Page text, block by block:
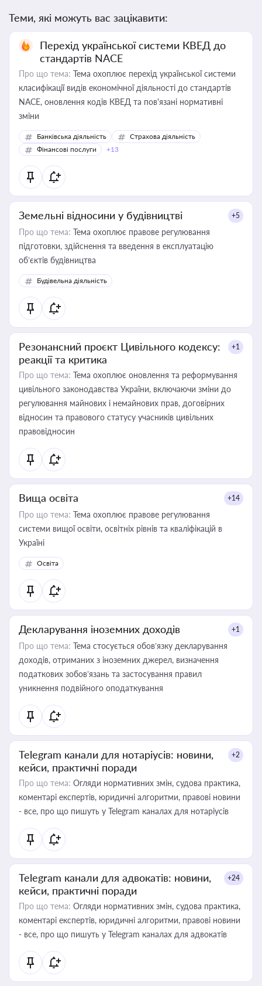
Теми, які можуть вас зацікавити:
Перехід української системи КВЕД до
стандартів NACE
Про що тема: Тема охоплює перехід української системи
класифікації видів економічної діяльності до стандартів
NACE, оновлення кодів КВЕД та пов'язані нормативні
зміни
Банківська діяльність
Страхова діяльність
Фінансові послуги
+13
Земельні відносини у будівництві +5
Про що тема: Тема охоплює правове регулювання
підготовки, здійснення та введення в експлуатацію
об’єктів будівництва
Будівельна діяльність
Резонансний проєкт Цивільного кодексу:
реакції та критика
+1
Про що тема: Тема охоплює оновлення та реформування
цивільного законодавства України, включаючи зміни до
регулювання майнових і немайнових прав, договірних
відносин та правового статусу учасників цивільних
правовідносин
Вища освіта +14
Про що тема: Тема охоплює правове регулювання
системи вищої освіти, освітніх рівнів та кваліфікацій в
Україні
Освіта
Декларування іноземних доходів +1
Про що тема: Тема стосується обов’язку декларування
доходів, отриманих з іноземних джерел, визначення
податкових зобов’язань та застосування правил
уникнення подвійного оподаткування
Telegram канали для нотаріусів: новини,
кейси, практичні поради
+2
Про що тема: Огляди нормативних змін, судова практика,
коментарі експертів, юридичні алгоритми, правові новини
- все, про що пишуть у Telegram каналах для нотаріусів
Telegram канали для адвокатів: новини,
кейси, практичні поради
+24
Про що тема: Огляди нормативних змін, судова практика,
коментарі експертів, юридичні алгоритми, правові новини
- все, про що пишуть у Telegram каналах для адвокатів